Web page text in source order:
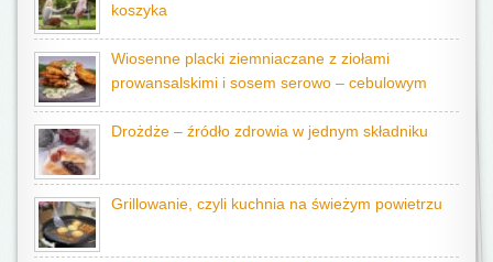
koszyka
Wiosenne placki ziemniaczane z ziołami
prowansalskimi i sosem serowo – cebulowym
Drożdże – źródło zdrowia w jednym składniku
Grillowanie, czyli kuchnia na świeżym powietrzu